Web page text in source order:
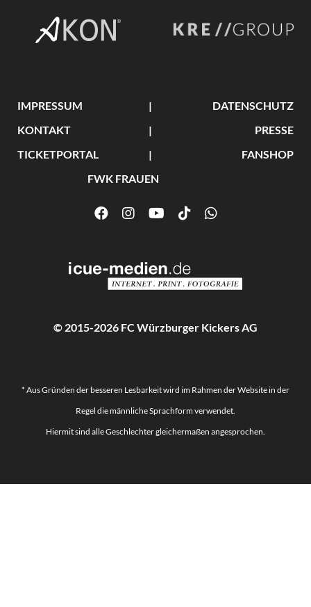
IMPRESSUM
DATENSCHUTZ
KONTAKT
PRESSE
TICKETPORTAL
FANSHOP
FWK FRAUEN
© 2015-2026 FC Würzburger Kickers AG
* Aus Gründen der besseren Lesbarkeit wird im Rahmen der Website in der
Regel die männliche Sprachform verwendet.
Hiermit sind alle Geschlechter gleichermaßen angesprochen.